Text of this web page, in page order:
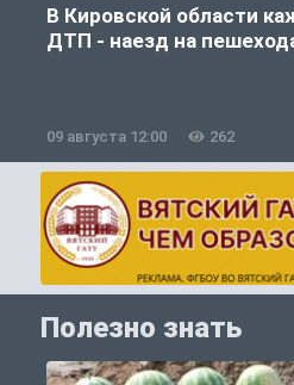
В Кировской области
ДТП - наезд на
09 августа 12:00 262
Полезно знать